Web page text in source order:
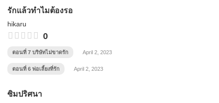
รักแล้วทำไมต้องรอ
hikaru
0
ตอนที่ 7 บริษัทไม่ขาดรัก April 2, 2023
ตอนที่ 6 พ่อเลี้ยงที่รัก April 2, 2023
ซิมปริศนา